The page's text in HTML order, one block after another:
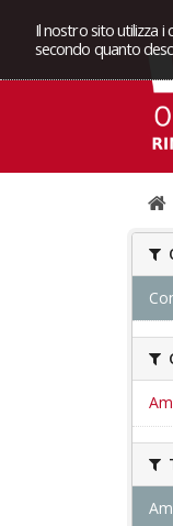
Il nostro sito utilizza i
secondo quanto